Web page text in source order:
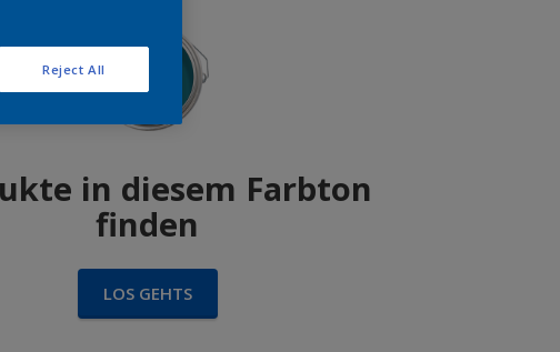
in diesem Farbton
finden
LOS GEHTS
Reject All